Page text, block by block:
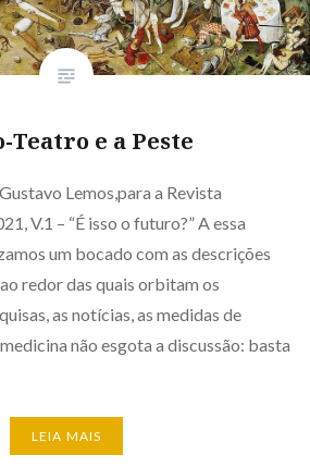
Teatro e a Peste
Lemos,para a Revista
V.1 – “É isso o futuro?” A essa
um bocado com as descrições
redor das quais orbitam os
as notícias, as medidas de
não esgota a discussão: basta
LEIA MAIS